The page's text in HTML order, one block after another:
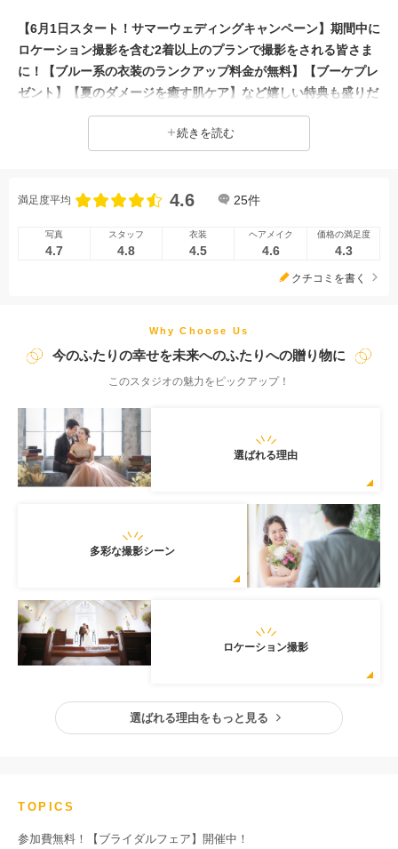
【6月1日スタート！サマーウェディングキャンペーン】期間中に
ロケーション撮影を含む2着以上のプランで撮影をされる皆さま
に！【ブルー系の衣装のランクアップ料金が無料】【ブーケプレ
ゼント】【夏のダメージを癒す肌ケア】など嬉しい特典も盛りだ
くさん。スタジオ撮影とロケーション撮影のどちらも楽しめる多
彩なプランをご用意しています。壮大な自然を背景にした思い出
【BOHO wedding】も開催中！型にはまらない、自分たちらし
ォトを残したい方にピッタリのBOHO！この機会をお見逃しな
続きを読む
満足度平均 4.6 25件
写真
4.7
スタッフ
4.8
衣装
4.5
ヘアメイク
4.6
価格の満足度
4.3
クチコミを書く
Why Choose Us
今のふたりの幸せを未来へのふたりへの贈り物に
このスタジオの魅力をピックアップ！
選ばれる理由
多彩な撮影シーン
ロケーション撮影
選ばれる理由をもっと見る
TOPICS
参加費無料！【ブライダルフェア】開催中！